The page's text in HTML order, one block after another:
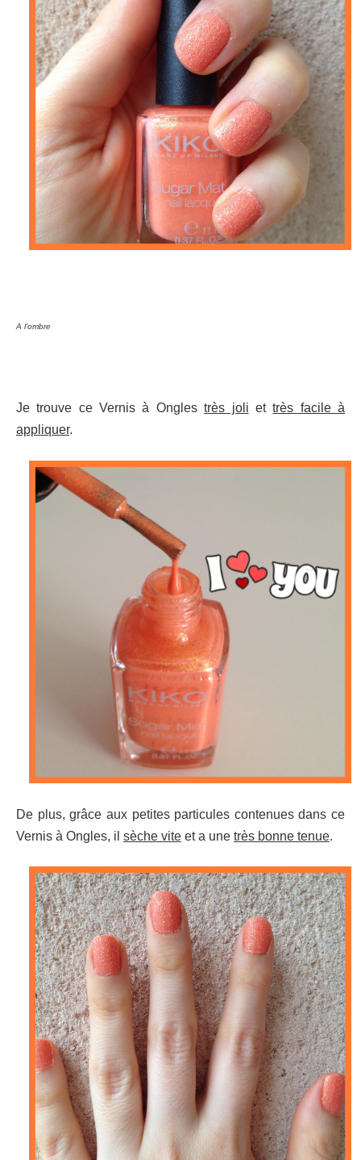
A l’ombre
Je trouve ce Vernis à Onglestrès joli ettrès facile à
appliquer.
De plus, grâce aux petites particules contenues dans ce
Vernis à Ongles, il sèche vite et a une très bonne tenue.